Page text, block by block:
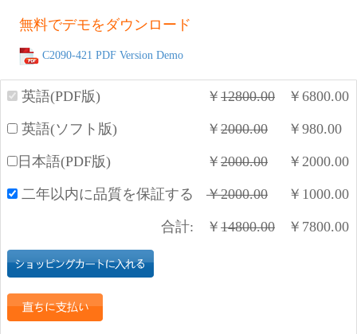
無料でデモをダウンロード
C2090-421 PDF Version Demo
英語(PDF版) ￥ 12800.00 ￥ 6800.00
英語(ソフト版) ￥ 2000.00 ￥ 980.00
日本語(PDF版) ￥ 2000.00 ￥ 2000.00
二年以内に品質を保証する ￥2000.00 ￥ 1000.00
合計: ￥ 14800.00 ￥ 7800.00